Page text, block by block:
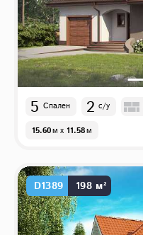
5 Спален 2 с/у
15.60м x 11.58м
D1389 198 м²